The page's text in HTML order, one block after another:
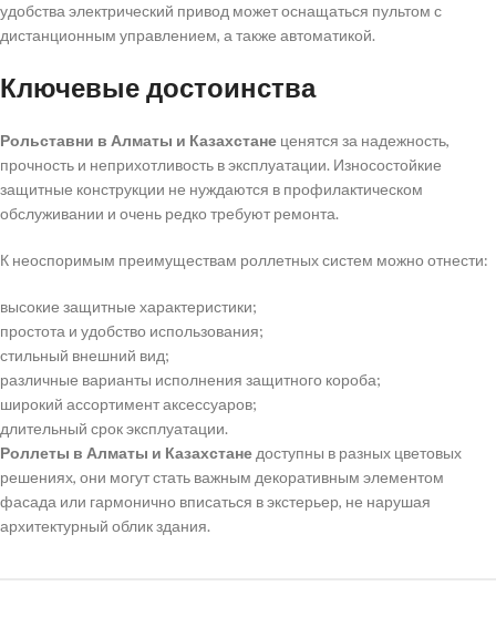
удобства электрический привод может оснащаться пультом с
дистанционным управлением, а также автоматикой.
Ключевые достоинства
Рольставни в Алматы и Казахстане ценятся за надежность,
прочность и неприхотливость в эксплуатации. Износостойкие
защитные конструкции не нуждаются в профилактическом
обслуживании и очень редко требуют ремонта.
К неоспоримым преимуществам роллетных систем можно отнести:
высокие защитные характеристики;
простота и удобство использования;
стильный внешний вид;
различные варианты исполнения защитного короба;
широкий ассортимент аксессуаров;
длительный срок эксплуатации.
Роллеты в Алматы и Казахстане доступны в разных цветовых
решениях, они могут стать важным декоративным элементом
фасада или гармонично вписаться в экстерьер, не нарушая
архитектурный облик здания.